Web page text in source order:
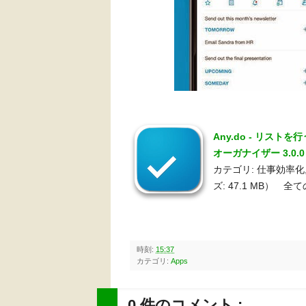
Any.do - リストを行
オーガナイザー
カテゴリ: 仕事効率
ズ: 47.1 MB） 全て
時刻: 15:37
カテゴリ: Apps